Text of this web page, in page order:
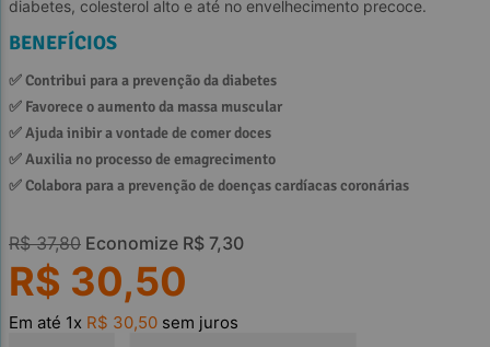
diabetes, colesterol alto e até no envelhecimento precoce.
BENEFÍCIOS
✅ Contribui para a prevenção da diabetes
✅ Favorece o aumento da massa muscular
✅ Ajuda inibir a vontade de comer doces
✅ Auxilia no processo de emagrecimento
✅ Colabora para a prevenção de doenças cardíacas coronárias
R$ 37,80 Economize R$ 7,30
R$ 30,50
Em até 1x R$ 30,50 sem juros